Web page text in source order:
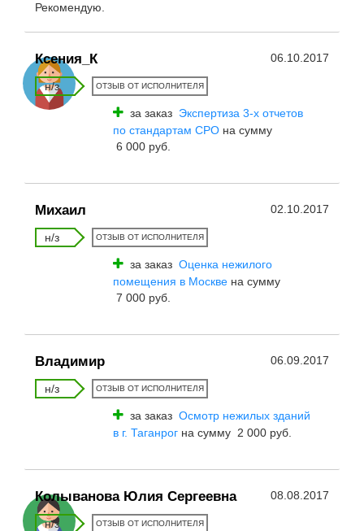
Рекомендую.
Ксения_К 06.10.2017
н/з ОТЗЫВ ОТ ИСПОЛНИТЕЛЯ
за заказ Экспертиза 3-х отчетов
по стандартам СРО на сумму
6 000 руб.
Михаил 02.10.2017
н/з ОТЗЫВ ОТ ИСПОЛНИТЕЛЯ
за заказ Оценка нежилого
помещения в Москве на сумму
7 000 руб.
Владимир 06.09.2017
н/з ОТЗЫВ ОТ ИСПОЛНИТЕЛЯ
за заказ Осмотр нежилых зданий
в г. Таганрог на сумму 2 000 руб.
Колыванова Юлия Сергеевна 08.08.2017
н/з ОТЗЫВ ОТ ИСПОЛНИТЕЛЯ